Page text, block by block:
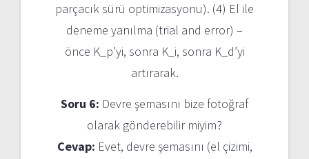
parçacık sürü optimizasyonu). (4) El ile
deneme yanılma (trial and error) –
önce K_p’yi, sonra K_i, sonra K_d’yi
artırarak.
Soru 6: Devre şemasını bize fotoğraf
olarak gönderebilir miyim?
Cevap: Evet, devre şemasını (el çizimi,